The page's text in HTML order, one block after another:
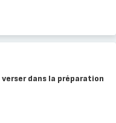
dans la préparation